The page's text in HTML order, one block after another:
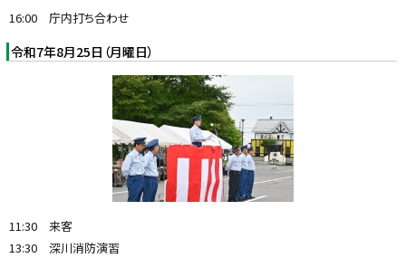
16:00 庁内打ち合わせ
令和7年8月25日（月曜日）
11:30 来客
13:30 深川消防演習